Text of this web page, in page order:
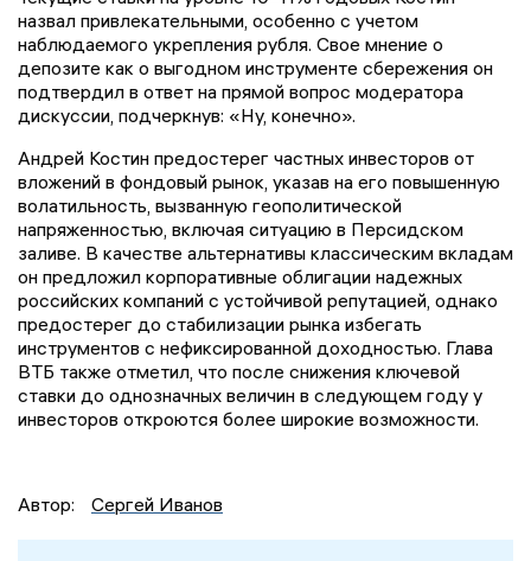
назвал привлекательными, особенно с учетом
наблюдаемого укрепления рубля. Свое мнение о
депозите как о выгодном инструменте сбережения он
подтвердил в ответ на прямой вопрос модератора
дискуссии, подчеркнув: «Ну, конечно».
Андрей Костин предостерег частных инвесторов от
вложений в фондовый рынок, указав на его повышенную
волатильность, вызванную геополитической
напряженностью, включая ситуацию в Персидском
заливе. В качестве альтернативы классическим вкладам
он предложил корпоративные облигации надежных
российских компаний с устойчивой репутацией, однако
предостерег до стабилизации рынка избегать
инструментов с нефиксированной доходностью. Глава
ВТБ также отметил, что после снижения ключевой
ставки до однозначных величин в следующем году у
инвесторов откроются более широкие возможности.
Автор: Сергей Иванов